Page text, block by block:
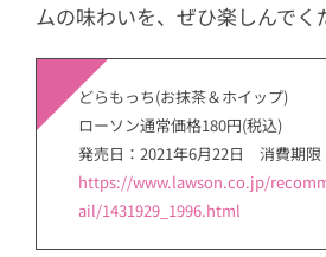
ムの味わいを、ぜひ楽しんでく
どらもっち(お抹茶＆ホイップ)
ローソン通常価格180円(税込)
発売日：2021年6月22日 消費期限
https://www.lawson.co.jp/
ail/1431929_1996.html